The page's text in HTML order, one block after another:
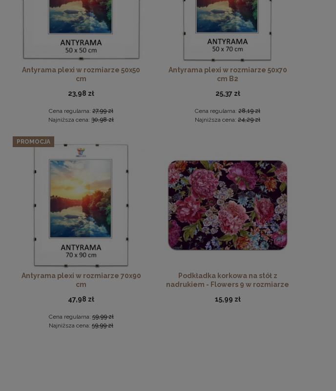
drewniana w kolorze brązowym
w rozmiarze 30x40 cm - Golden Florals
i pufa w kolorze niebieskim
zł
Antyrama plexi w rozmiarze 50x50
cm
23,98 zł
Cena regularna: 27,99 zł
Najniższa cena: 30,98 zł
Antyrama plexi w rozmiarze 50x70
cm B2
25,37 zł
Cena regularna: 28,19 zł
Najniższa cena: 24,29 zł
Antyrama plexi w rozmiarze 70x90
cm
47,98 zł
Cena regularna:59,99 zł
Najniższa cena: 59,99 zł
PROMOCJA
Podkładka korkowa na stół z
nadrukiem - Flowers 9 w rozmiarze
15,99 zł